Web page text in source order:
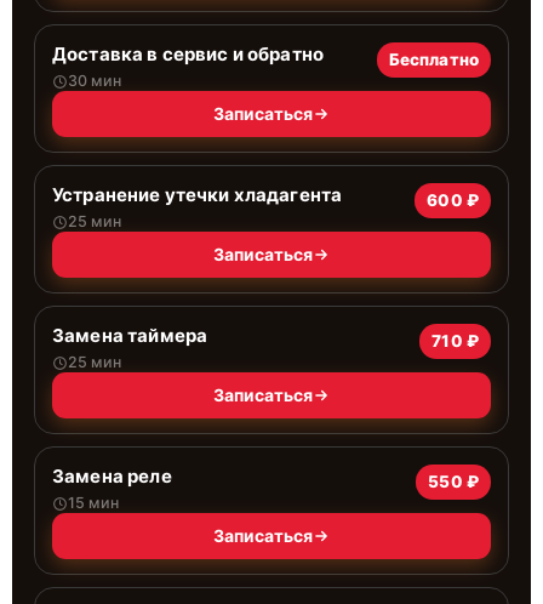
Доставка в сервис и обратно
30 мин
Бесплатно
Записаться
Устранение утечки хладагента
25 мин
600 ₽
Записаться
Замена таймера
25 мин
710 ₽
Записаться
Замена реле
15 мин
550 ₽
Записаться